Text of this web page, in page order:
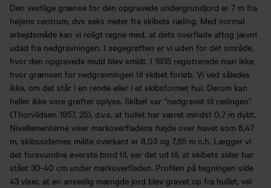
Den vestlige grænse for den opgravede undergrundjord er 7 m fra
højens centrum, dvs seks meter fra skibets ræling. Med normal
arbejdsmåde kan vi roligt regne med, at dets overflade aftog jævnt
udad fra nedgravningen. I søgegrøften er vi uden for det område,
hvor den opgravede muld blev smidt. I 1935 registrerede man ikke,
hvor grænsen for nedgravningen til skibet forløb. Vi ved således
ikke, om det står i en rende eller i et skibsformet hul. Derom kan
heller ikke vore grøfter oplyse. Skibet var “nedgravet til rælingen”
(Thorvildsen 1957, 25), d.v.s. at hullet har været mindst 0,7 m dybt.
Nivellementerne viser markoverfladens højde over havet som 8,47
m, skibssidernes målte overkant er 8,03 og 7,85 m o.h. Lægger vi
det forsvundne øverste bord til, ser det ud til, at skibets sider har
stået 30-40 cm under markoverfladen. Profilen på tegningen side
43 viser, at en anseelig mængde jord blev gravet op fra hullet, vel